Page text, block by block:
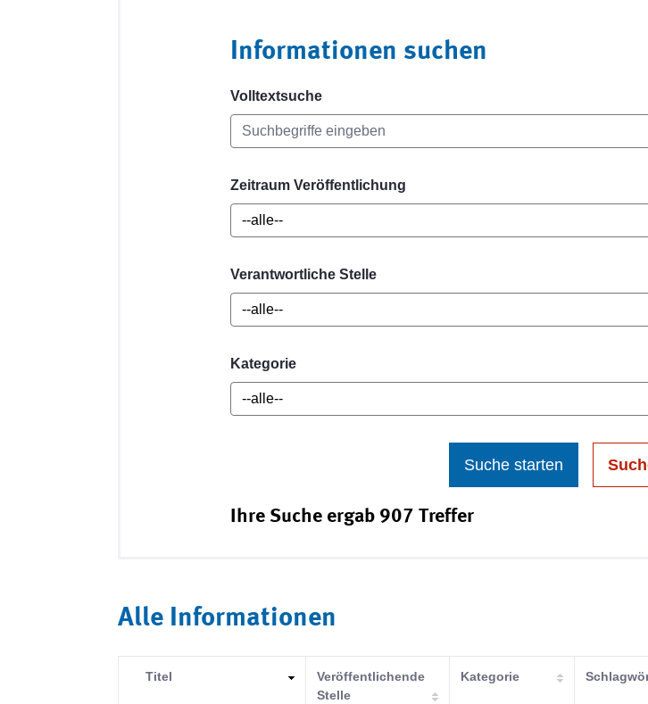
Informationen suchen
Volltextsuche
Zeitraum Veröffentlichung
Verantwortliche Stelle
Kategorie
Suche starten
Ihre Suche ergab 907 Treffer
Alle Informationen
Titel
Veröffentlichende
Stelle
Kategorie